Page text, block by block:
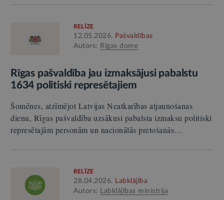
RELĪZE
12.05.2026. Pašvaldības
Autors:
Rīgas dome
Rīgas pašvaldība jau izmaksājusi pabalstu
1634 politiski represētajiem
Šomēnes, atzīmējot Latvijas Neatkarības atjaunošanas
dienu, Rīgas pašvaldība uzsākusi pabalsta izmaksu politiski
represētajām personām un nacionālās pretošanās…
RELĪZE
28.04.2026. Labklājība
Autors: Labklājības ministrija